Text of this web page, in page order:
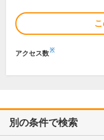
アクセス数※
別の条件で検索